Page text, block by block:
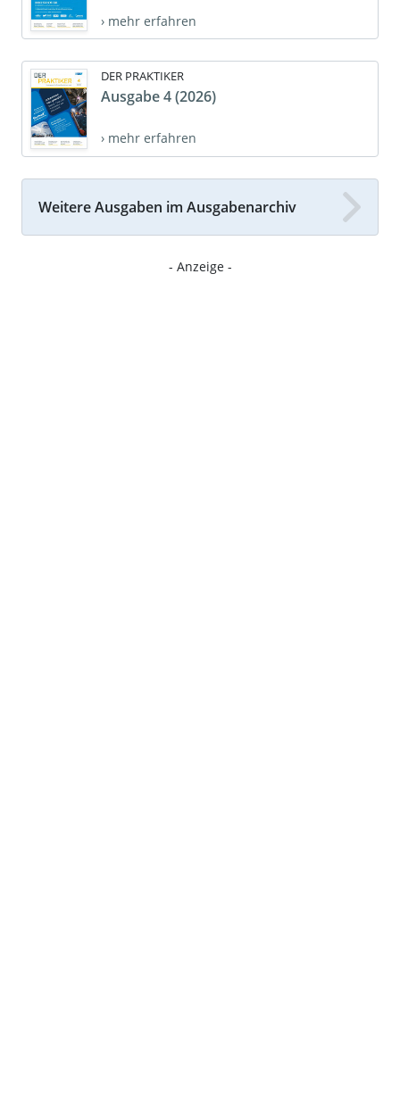
› mehr erfahren
DER PRAKTIKER
Ausgabe 4 (2026)
› mehr erfahren
Weitere Ausgaben im Ausgabenarchiv
- Anzeige -